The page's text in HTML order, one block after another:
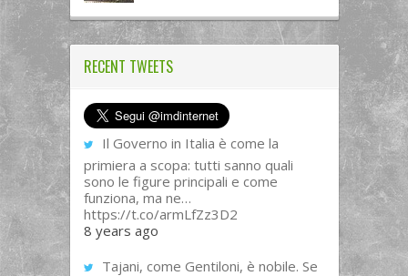
RECENT TWEETS
Il Governo in Italia è come la
primiera a scopa: tutti sanno quali
sono le figure principali e come
funziona, ma ne…
https://t.co/armLfZz3D2
8 years ago
Tajani, come Gentiloni, è nobile. Se